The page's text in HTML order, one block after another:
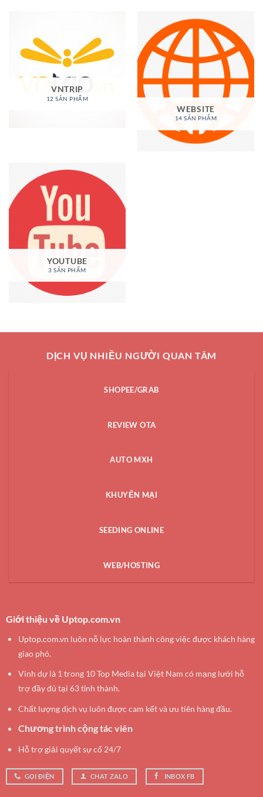
VNTRIP
12 SẢN PHẨM
WEBSITE
14 SẢN PHẨM
YOUTUBE
3 SẢN PHẨM
DỊCH VỤ NHIỀU NGƯỜI QUAN TÂM
SHOPEE/GRAB
REVIEW OTA
AUTO MXH
KHUYẾN MẠI
SEEDING ONLINE
WEB/HOSTING
Giới thiệu về Uptop.com.vn
Uptop.com.vn luôn nỗ lực hoàn thành công việc được khách hàng
giao phó.
Vinh dự là 1 trong 10 Top Media tại Việt Nam có mạng lưới hỗ
trợ đầy đủ tại 63 tỉnh thành.
Chất lượng dịch vụ luôn được cam kết và ưu tiên hàng đầu.
Chương trình cộng tác viên
Hỗ trợ giải quyết sự cố 24/7
GỌI ĐIỆN CHAT ZALO INBOX FB